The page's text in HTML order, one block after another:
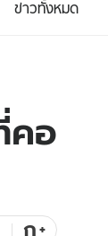
คลิป
พอดแคสต์
WeTV
ข่าวทั้งหมด
คอ
ก+